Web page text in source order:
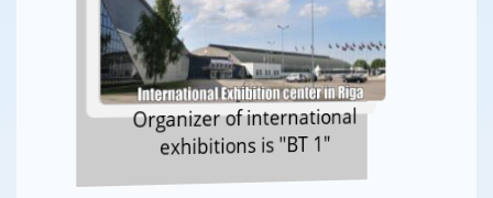
Organizer of international
exhibitions is "BT 1"